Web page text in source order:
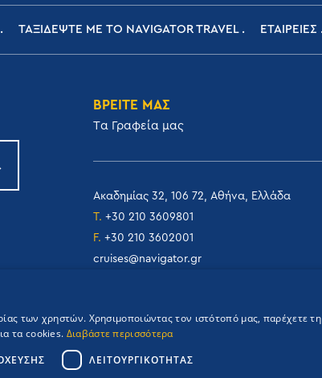
ΤΑΞΙΔΕΨΤΕ ΜΕ ΤΟ NAVIGATOR TRAVEL ΕΤΑΙΡΕΙΕΣ
ΒΡΕΙΤΕ ΜΑΣ
Tα Γραφεία μας
Ακαδημίας 32, 106 72, Αθήνα, Ελλάδα
T. +30 210 3609801
F. +30 210 3602001
cruises@navigator.gr
των χρηστών. Χρησιμοποιώντας τον ιστότοπό μας, παρέχετε τη
τα cookies. Διαβάστε περισσότερα
ΛΕΙΤΟΥΡΓΙΚΌΤΗΤΑΣ